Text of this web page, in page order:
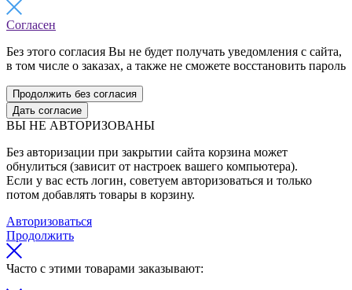
Согласен
Без этого согласия Вы не будет получать уведомления с сайта,
в том числе о заказах, а также не сможете восстановить пароль
Продолжить без согласия
Дать согласие
ВЫ НЕ АВТОРИЗОВАНЫ
Без авторизации при закрытии сайта корзина может
обнулиться (зависит от настроек вашего компьютера).
Если у вас есть логин, советуем авторизоваться и только
потом добавлять товары в корзину.
Авторизоваться
Продолжить
Часто с этими товарами заказывают: